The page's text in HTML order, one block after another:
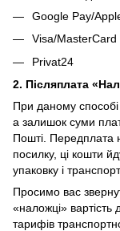
Google Pay/
Visa/MasterCard
Privat24
2. Післяплата
При даному
а залишок суми
Пошті. Передплата
посилку, ці кошти
упаковку і
Просимо вас
«наложці» вартість
тарифів